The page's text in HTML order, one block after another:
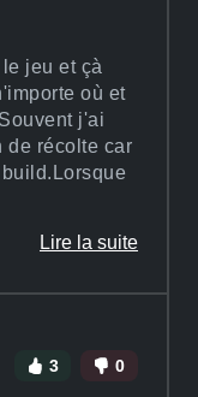
jeu et çà
où et
j'ai
de récolte car
Lire la suite
3 0